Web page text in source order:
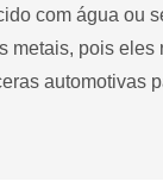
com água ou
pois
automotivas